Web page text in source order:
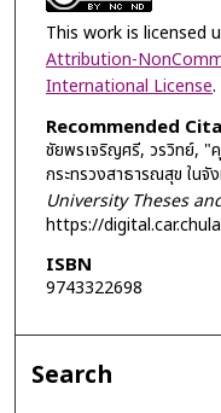
This work is licensed
Attribution-
International License.
Recommended
ชัยพรเจริญศรี, วรวิทย์, "
กระทรวงสาธารณสุข ในจั
University Theses
https://
ISBN
9743322698
Search